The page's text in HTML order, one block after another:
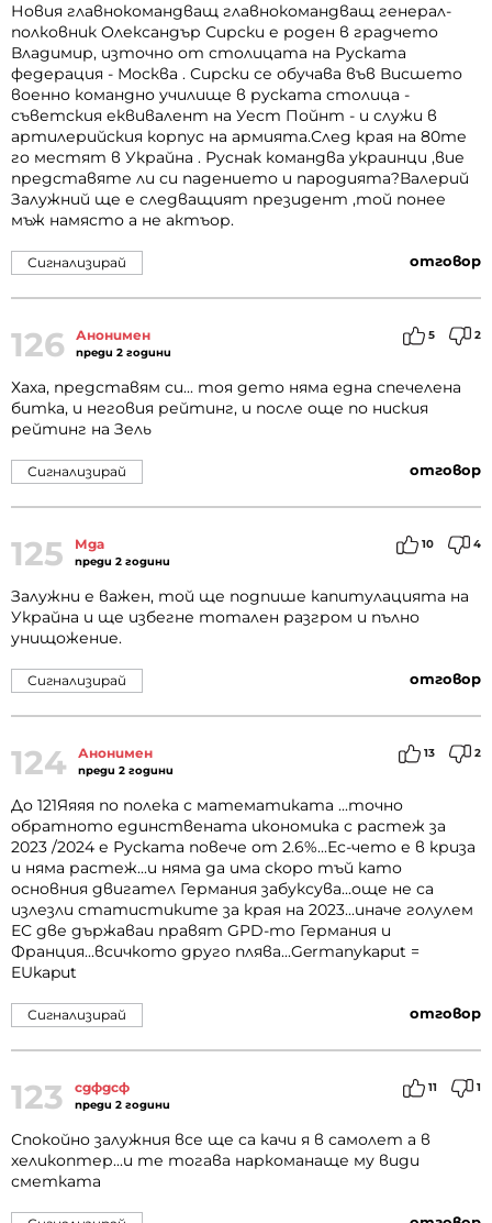
Новия главнокомандващ главнокомандващ генерал-
полковник Олександър Сирски е роден в градчето
Владимир, източно от столицата на Руската
федерация - Москва . Сирски се обучава във Висшето
военно командно училище в руската столица -
съветския еквивалент на Уест Пойнт - и служи в
артилерийския корпус на армията.След края на 80те
го местят в Украйна . Руснак командва украинци ,вие
представяте ли си падението и пародията?Валерий
Залужний ще е следващият президент ,той понее
мъж намясто а не актъор.
отговор
Сигнализирай
126 Анонимен
преди 2 години
5 2
Хаха, представям си... тоя дето няма една спечелена
битка, и неговия рейтинг, и после още по ниския
рейтинг на Зель
отговор
Сигнализирай
125 Мда
преди 2 години
10 4
Залужни е важен, той ще подпише капитулацията на
Украйна и ще избегне тотален разгром и пълно
унищожение.
отговор
Сигнализирай
124 Анонимен
преди 2 години
13 2
До 121Яяяя по полека с математиката ...точно
обратното единствената икономика с растеж за
2023 /2024 е Руската повече от 2.6%...Ес-чето е в криза
и няма растеж...и няма да има скоро тъй като
основния двигател Германия забуксува...още не са
излезли статистиките за края на 2023...иначе голулем
ЕС две държаваи правят GPD-то Германия и
Франция...всичкото друго плява...Germanykaput =
EUkaput
отговор
Сигнализирай
123 сдфдсф
преди 2 години
11 1
Спокойно залужния все ще са качи я в самолет а в
хеликоптер...и те тогава наркоманаще му види
сметката